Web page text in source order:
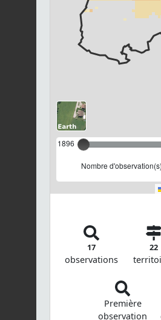
1896
Nombre
17
observations
22
Première
observation